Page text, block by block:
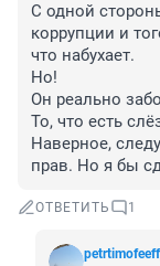
С одной
коррупции и
что набухает.
Но!
Он реально
То, что есть
Наверное,
прав. Но я бы
ОТВЕТИТЬ 1
petrtimofeeff